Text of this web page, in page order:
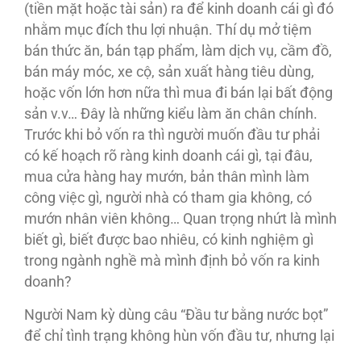
(tiền mặt hoặc tài sản) ra để kinh doanh cái gì đó
nhằm mục đích thu lợi nhuận. Thí dụ mở tiệm
bán thức ăn, bán tạp phẩm, làm dịch vụ, cầm đồ,
bán máy móc, xe cộ, sản xuất hàng tiêu dùng,
hoặc vốn lớn hơn nữa thì mua đi bán lại bất động
sản v.v… Đây là những kiểu làm ăn chân chính.
Trước khi bỏ vốn ra thì người muốn đầu tư phải
có kế hoạch rõ ràng kinh doanh cái gì, tại đâu,
mua cửa hàng hay mướn, bản thân mình làm
công việc gì, người nhà có tham gia không, có
mướn nhân viên không… Quan trọng nhứt là mình
biết gì, biết được bao nhiêu, có kinh nghiệm gì
trong ngành nghề mà mình định bỏ vốn ra kinh
doanh?
Người Nam kỳ dùng câu “Đầu tư bằng nước bọt”
để chỉ tình trạng không hùn vốn đầu tư, nhưng lại